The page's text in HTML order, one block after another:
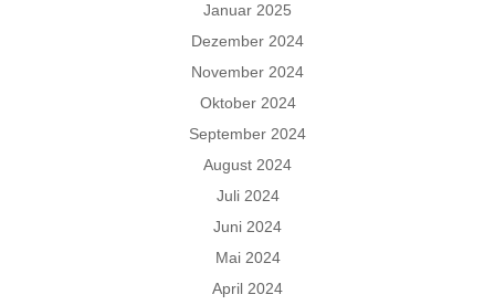
Januar 2025
Dezember 2024
November 2024
Oktober 2024
September 2024
August 2024
Juli 2024
Juni 2024
Mai 2024
April 2024